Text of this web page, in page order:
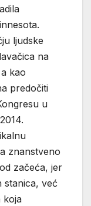
ljudske
na
kao
predočiti
u
znanstveno
začeća, jer
stanica, već
koja